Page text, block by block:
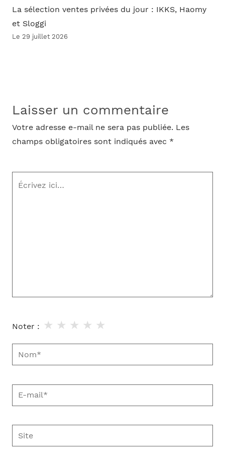
La sélection ventes privées du jour : IKKS, Haomy
et Sloggi
Le 29 juillet 2026
Laisser un commentaire
Votre adresse e-mail ne sera pas publiée. Les
champs obligatoires sont indiqués avec *
Écrivez
Noter : ★
★
★
★
★
Nom*
E-
mail*
Site